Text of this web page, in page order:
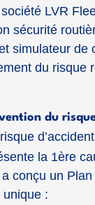
LVR
sécurité
simulateur de
du risque
du
la 1ère
conçu un
: